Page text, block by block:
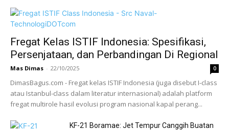
Fregat Kelas ISTIF Indonesia: Spesifikasi,
Persenjataan, dan Perbandingan Di Regional
Mas Dimas - 22/10/2025 0
DimasBagus.com - Fregat kelas ISTIF Indonesia (juga disebut I-class
atau Istanbul-class dalam literatur internasional) adalah platform
fregat multirole hasil evolusi program nasional kapal perang...
KF-21 Boramae: Jet Tempur Canggih Buatan